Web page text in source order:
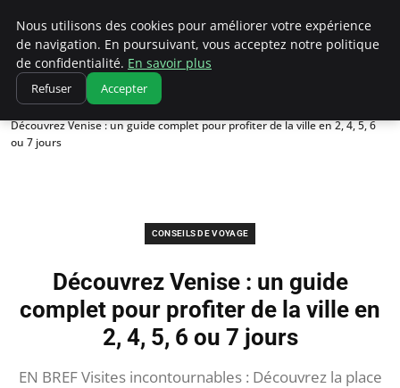
Correze Co
Accueil
Conseils de voyage
Découvrez Venise : un guide complet pour profiter de la ville en 2, 4, 5, 6
ou 7 jours
CONSEILS DE VOYAGE
Découvrez Venise : un guide
complet pour profiter de la ville en
2, 4, 5, 6 ou 7 jours
EN BREF Visites incontournables : Découvrez la place
Nous utilisons des cookies pour améliorer votre expérience
de navigation. En poursuivant, vous acceptez notre politique
de confidentialité. En savoir plus
Refuser Accepter